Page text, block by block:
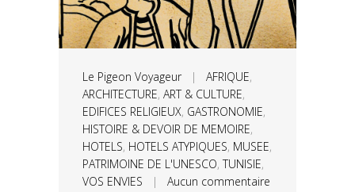
Le Pigeon Voyageur| AFRIQUE,
ARCHITECTURE, ART & CULTURE,
EDIFICES RELIGIEUX, GASTRONOMIE,
HISTOIRE & DEVOIR DE MEMOIRE,
HOTELS, HOTELS ATYPIQUES, MUSEE,
PATRIMOINE DE L'UNESCO,TUNISIE,
VOS ENVIES | Aucun commentaire